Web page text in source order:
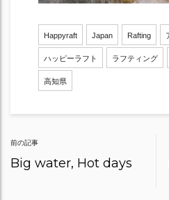
Happyraft Japan Rafting
ハッピーラフト ラフティング
高知県
Post
navigation
前の記事
Big water, Hot days